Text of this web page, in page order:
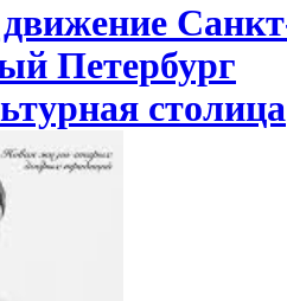
Петербург
столица